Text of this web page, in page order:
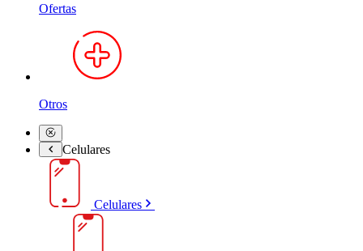
Ofertas
Otros
Celulares
Celulares